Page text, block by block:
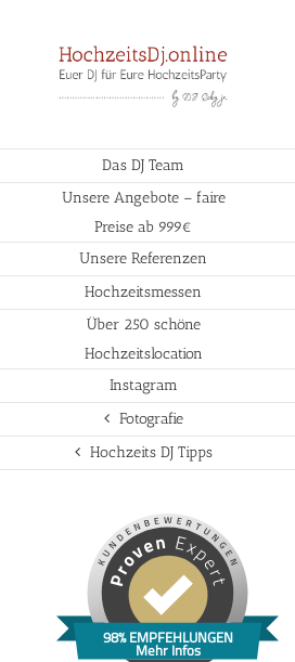
Das DJ Team
Unsere Angebote – faire
Preise ab 999€
Unsere Referenzen
Hochzeitsmessen
Über 250 schöne
Hochzeitslocation
Instagram
Fotografie
Hochzeits DJ Tipps
98% EMPFEHLUNGEN
Mehr Infos